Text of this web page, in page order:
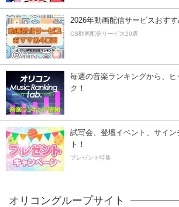
2026年動画配信サービスおすす
CS動画配信サービス20選
毎週の音楽ランキングから、ヒ
ク！
試写会、登壇イベント、サイ
ト！
プレゼント特集
オリコングループサイト